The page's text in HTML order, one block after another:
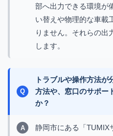
部へ出力できる環境が
い替えや物理的な車載
りません。それらの出
します。
トラブルや操作方法が
方法や、窓口のサポー
か？
静岡市にある「TUMIX